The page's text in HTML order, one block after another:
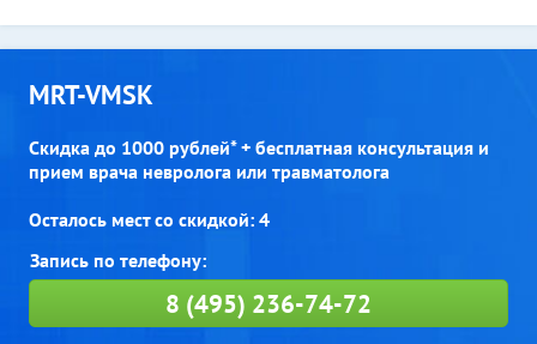
MRT-VMSK
Скидка до 1000 рублей* + бесплатная консультация и
прием врача невролога или травматолога
Осталось мест со скидкой: 4
8 (495) 236-74-72